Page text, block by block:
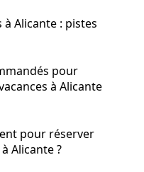
à Alicante : pistes
pour
à Alicante
pour réserver
Alicante ?